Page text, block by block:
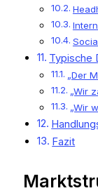
Typische
„Der
„Wir
„Wir
Fazit